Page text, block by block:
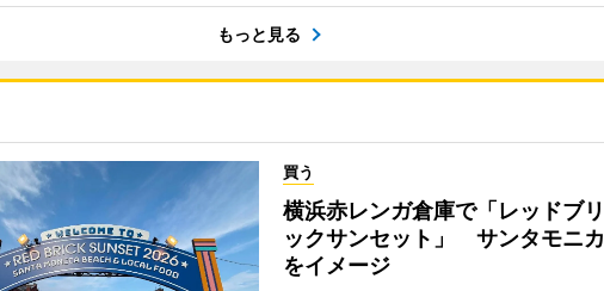
もっと見る
買う
横浜赤レンガ倉庫で「レッドブリ
ックサンセット」 サンタモニカ
をイメージ